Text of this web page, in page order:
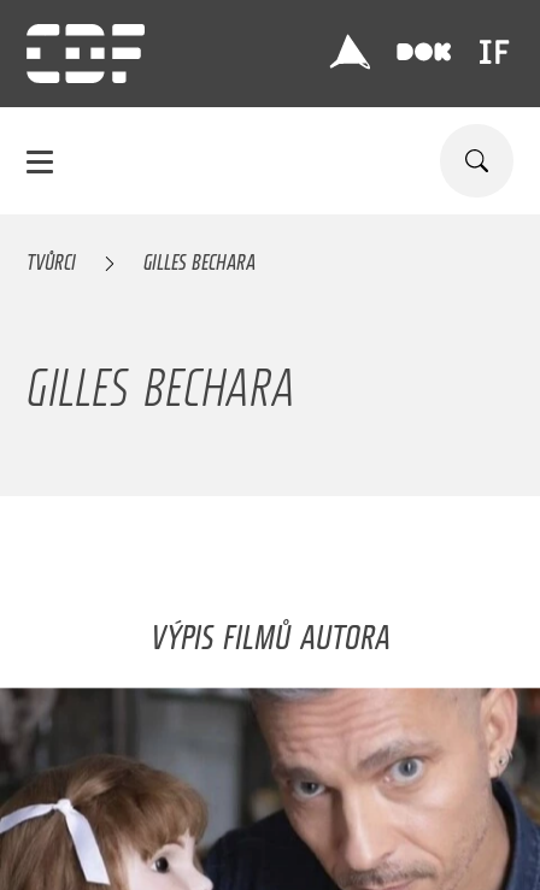
TVŮRCI GILLES BECHARA
GILLES BECHARA
VÝPIS FILMŮ AUTORA